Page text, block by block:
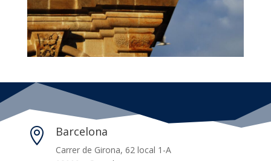
 Barcelona
Carrer de Girona, 62 local 1-A